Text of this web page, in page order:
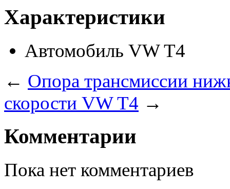
Характеристики
Автомобиль VW T4
← Опора трансмиссии
скорости VW T4 →
Комментарии
Пока нет комментариев